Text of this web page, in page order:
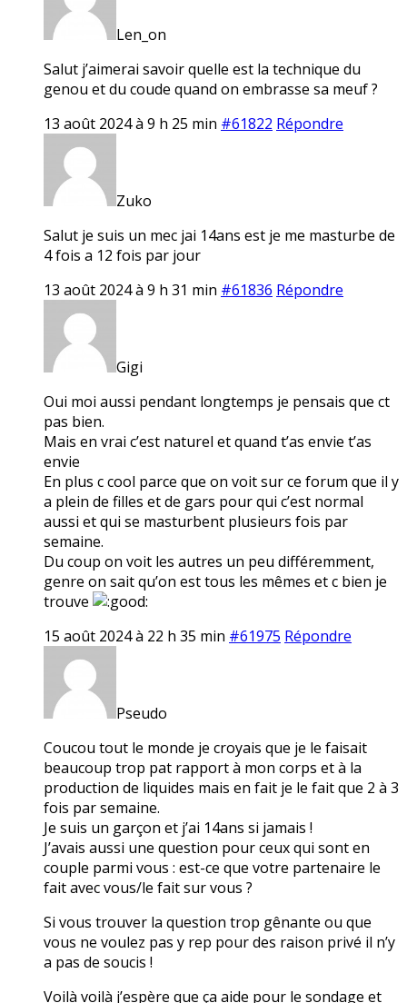
Len_on
Salut j’aimerai savoir quelle est la technique du
genou et du coude quand on embrasse sa meuf ?
13 août 2024 à 9 h 25 min #61822 Répondre
Zuko
Salut je suis un mec jai 14ans est je me masturbe de
4 fois a 12 fois par jour
13 août 2024 à 9 h 31 min #61836 Répondre
Gigi
Oui moi aussi pendant longtemps je pensais que ct
pas bien.
Mais en vrai c’est naturel et quand t’as envie t’as
envie
En plus c cool parce que on voit sur ce forum que il y
a plein de filles et de gars pour qui c’est normal
aussi et qui se masturbent plusieurs fois par
semaine.
Du coup on voit les autres un peu différemment,
genre on sait qu’on est tous les mêmes et c bien je
trouve
15 août 2024 à 22 h 35 min #61975 Répondre
Pseudo
Coucou tout le monde je croyais que je le faisait
beaucoup trop pat rapport à mon corps et à la
production de liquides mais en fait je le fait que 2 à 3
fois par semaine.
Je suis un garçon et j’ai 14ans si jamais !
J’avais aussi une question pour ceux qui sont en
couple parmi vous : est-ce que votre partenaire le
fait avec vous/le fait sur vous ?
Si vous trouver la question trop gênante ou que
vous ne voulez pas y rep pour des raison privé il n’y
a pas de soucis !
Voilà voilà j’espère que ça aide pour le sondage et